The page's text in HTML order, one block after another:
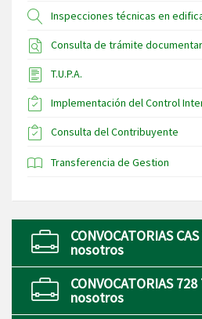
Inspecciones técnicas en
Consulta de trámite
T.U.P.A.
Implementación del Control
Consulta del Contribuyente
Transferencia de Gestion
CONVOCATORIAS
nosotros
CONVOCATORIAS
nosotros